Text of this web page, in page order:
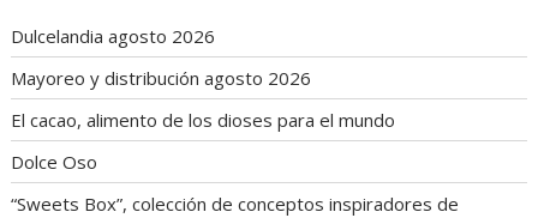
Dulcelandia agosto 2026
Mayoreo y distribución agosto 2026
El cacao, alimento de los dioses para el mundo
Dolce Oso
“Sweets Box”, colección de conceptos inspiradores de